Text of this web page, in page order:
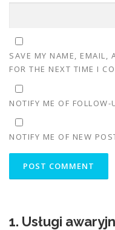
SAVE MY NAME, EMAIL,
FOR THE NEXT TIME I
NOTIFY ME OF
NOTIFY ME OF NEW
1. Usługi